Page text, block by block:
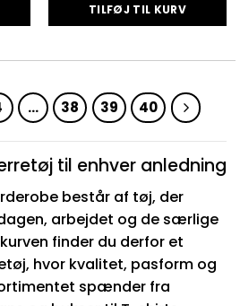
TILFØJ TIL KURV
… 38 39 40
til enhver anledning
består af tøj, der
arbejdet og de særlige
finder du derfor et
hvor kvalitet, pasform og
spænder fra